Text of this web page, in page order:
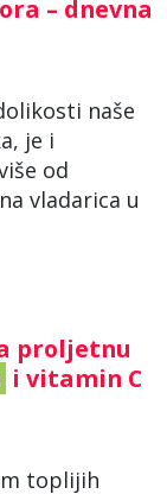
– dnevna
naše
je i
od
vladarica u
proljetnu
i vitamin C
toplijih